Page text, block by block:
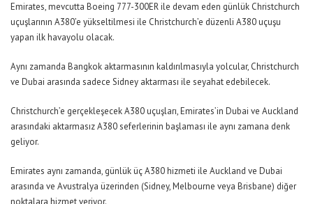
Emirates, mevcutta Boeing 777-300ER ile devam eden günlük Christchurch
uçuşlarının A380’e yükseltilmesi ile Christchurch’e düzenli A380 uçuşu
yapan ilk havayolu olacak.
Aynı zamanda Bangkok aktarmasının kaldırılmasıyla yolcular, Christchurch
ve Dubai arasında sadece Sidney aktarması ile seyahat edebilecek.
Christchurch’e gerçekleşecek A380 uçuşları, Emirates’in Dubai ve Auckland
arasındaki aktarmasız A380 seferlerinin başlaması ile aynı zamana denk
geliyor.
Emirates aynı zamanda, günlük üç A380 hizmeti ile Auckland ve Dubai
arasında ve Avustralya üzerinden (Sidney, Melbourne veya Brisbane) diğer
noktalara hizmet veriyor.